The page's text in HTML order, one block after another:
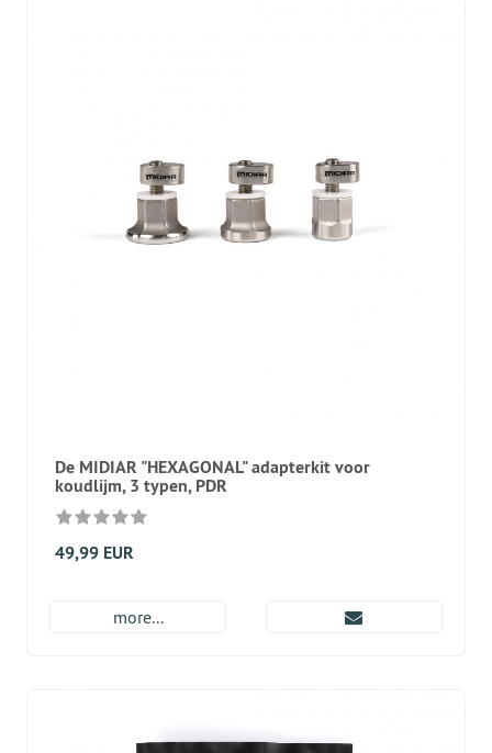
De MIDIAR "HEXAGONAL" adapterkit voor
koudlijm, 3 typen, PDR
49,99 EUR
more...